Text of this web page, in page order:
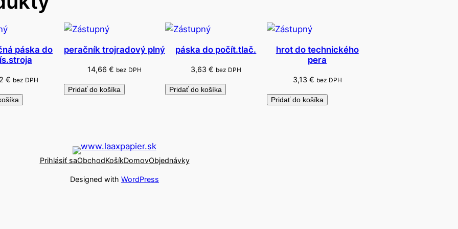
páska do
€ bez DPH
peračník trojradový plný
14,66 € bez DPH
Pridať do košíka
páska do počít.tlač.
3,63 € bez DPH
Pridať do košíka
hrot do technického
pera
3,13 € bez DPH
Pridať do košíka
Prihlásiť saObchodKošíkDomovObjednávky
Designed with WordPress